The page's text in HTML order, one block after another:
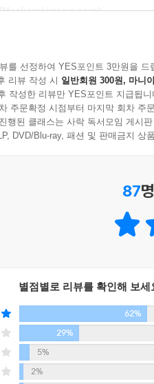
및 단어암기 MP3 무료 제공
한 정답 녹음 MP3 무료 제공
영! 해커스 토익 실전 1000제 1
신유형 완벽 분석 및 반영
을 읽고 푸는 신유형 문제 공략
난이도 완벽 반영한 리딩 실전
및 성향별 학습 방법 제공
한 Self 체크 시스템 수록
형별 빠른 독해 전략 제공
를 선정하여 YES포인트 3만원을 드
리뷰 작성 시 일반회원 300원, 마니
작성한 리뷰만 YES포인트 지급됩니
주문확정 시점부터 마지막 회차 주
행된 클래스는 사락 독서모임 게시
DVD/Blu-ray, 패션 및 판매금지 상
87
별점별로 리뷰를 확인해 보세
62%
29%
5%
2%